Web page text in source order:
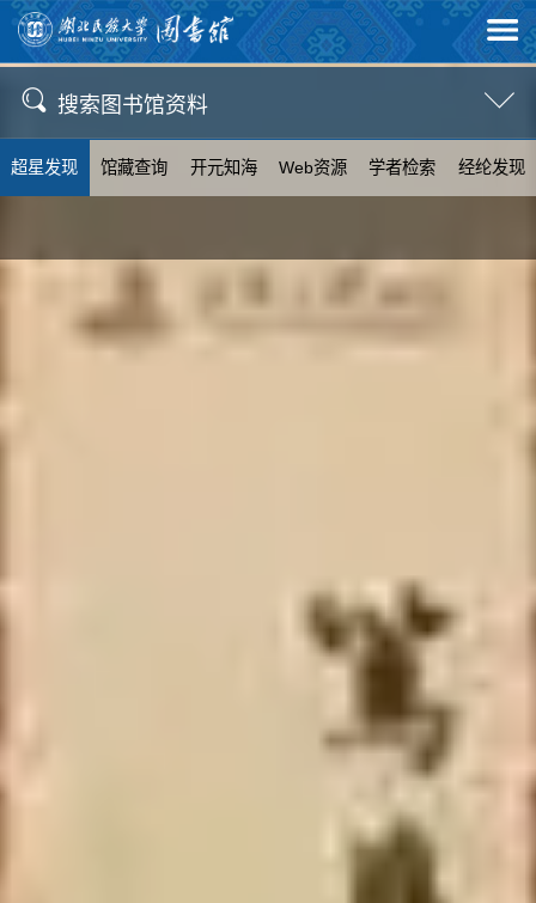
搜索图书馆资料
超星发现 馆藏查询 开元知海 Web资源 学者检索 经纶发现